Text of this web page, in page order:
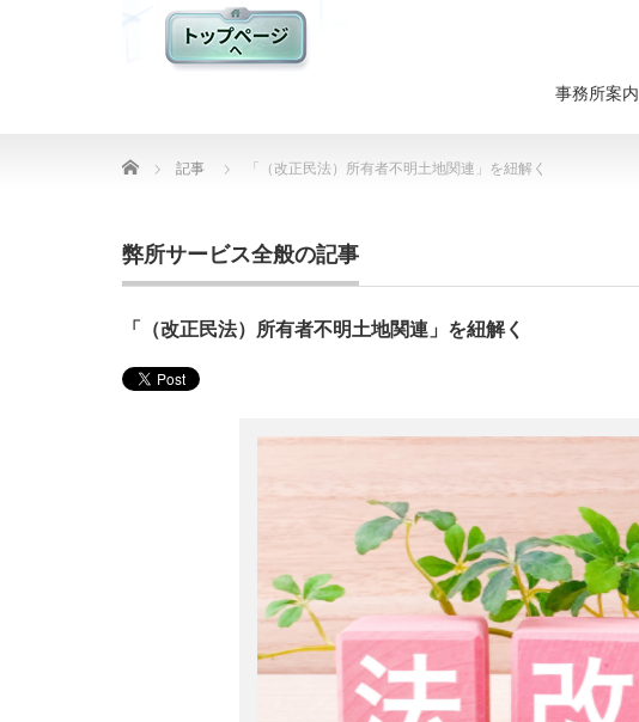
事務所案内
Home 記事 「（改正民法）所有者不明土地関連」を紐解く
弊所サービス全般の記事
「（改正民法）所有者不明土地関連」を紐解く